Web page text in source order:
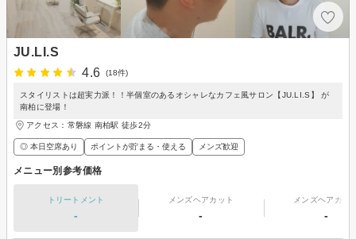
JU.LI.S
4.6
(18件)
スタイリストは超実力派！！半個室のあるオシャレなカフェ風サロン【JU.LI.S】 が
南柏に登場！
アクセス：常磐線 南柏駅 徒歩2分
◎ 本日空席あり ポイントが貯まる・使える メンズ歓迎
メニュー別参考価格
トリートメント
-
メンズヘアカット
-
メンズヘアカラ
-